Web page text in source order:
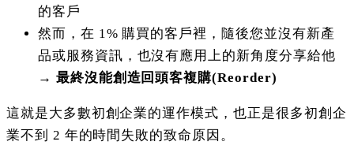
的客戶
然而，在 1% 購買的客戶裡，隨後您並沒有新產
品或服務資訊，也沒有應用上的新角度分享給他
→ 最終沒能創造回頭客複購(Reorder)
這就是大多數初創企業的運作模式，也正是很多初創企
業不到 2 年的時間失敗的致命原因。